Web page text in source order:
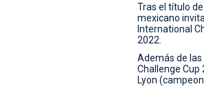
Tras el título
mexicano
International
2022.
Además de
Challenge Cup
Lyon